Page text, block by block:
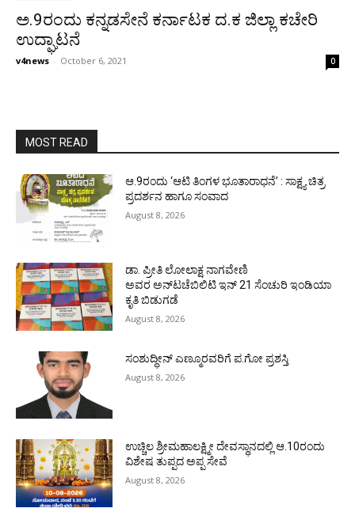
ಅ.9ರಂದು ಕನ್ನಡಸೇನೆ ಕರ್ನಾಟಕ ದ.ಕ ಜಿಲ್ಲಾ ಕಚೇರಿ
ಉದ್ಘಾಟನೆ
v4news - October 6, 2021 0
MOST READ
ಆ.9ರಂದು ‘ಆಟಿ ತಿಂಗಳ ಭೂತಾರಾಧನೆ’ : ಸಾಕ್ಷ್ಯ ಚಿತ್ರ
ಪ್ರದರ್ಶನ ಹಾಗೂ ಸಂವಾದ
August 8, 2026
ಡಾ. ಪ್ರೀತಿ ಲೋಲಾಕ್ಷ ನಾಗವೇಣಿ
ಅವರ ಅನ್‌ಟಚೆಬಿಲಿಟಿ ಇನ್ 21 ಸೆಂಚುರಿ ಇಂಡಿಯಾ
ಕೃತಿ ಬಿಡುಗಡೆ
August 8, 2026
ಸಂಶುದ್ಧೀನ್ ಎಣ್ಮೂರವರಿಗೆ ಪ.ಗೋ ಪ್ರಶಸ್ತಿ
August 8, 2026
ಉಚ್ಚಿಲ ಶ್ರೀಮಹಾಲಕ್ಷ್ಮೀ ದೇವಸ್ಥಾನದಲ್ಲಿ ಆ.10ರಂದು
ವಿಶೇಷ ತುಪ್ಪದ ಅಪ್ಪ ಸೇವೆ
August 8, 2026